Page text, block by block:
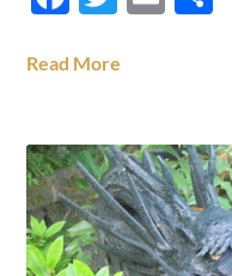
Read More